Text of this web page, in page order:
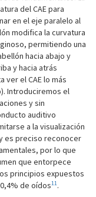
del CAE para
en el eje paralelo al
modifica la curvatura
permitiendo una
hacia abajo y
y hacia atrás
ver el CAE lo más
Introduciremos el
y sin
auditivo
a la visualización
es preciso reconocer
por lo que
que entorpece
principios expuestos
de oídos11.